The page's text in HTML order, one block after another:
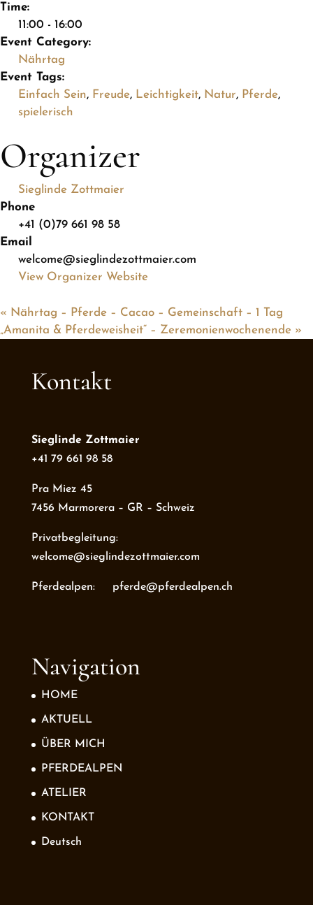
Time:
11:00 - 16:00
Event Category:
Nährtag
Event Tags:
Einfach Sein, Freude, Leichtigkeit, Natur, Pferde,
spielerisch
Organizer
Sieglinde Zottmaier
Phone
+41 (0)79 661 98 58
Email
welcome@sieglindezottmaier.com
View Organizer Website
« Nährtag – Pferde – Cacao – Gemeinschaft – 1 Tag
„Amanita & Pferdeweisheit“ – Zeremonienwochenende »
Kontakt
Sieglinde Zottmaier
+41 79 661 98 58
Pra Miez 45
7456 Marmorera – GR – Schweiz
Privatbegleitung:
welcome@sieglindezottmaier.com
Pferdealpen: pferde@pferdealpen.ch
Navigation
HOME
AKTUELL
ÜBER MICH
PFERDEALPEN
ATELIER
KONTAKT
Deutsch